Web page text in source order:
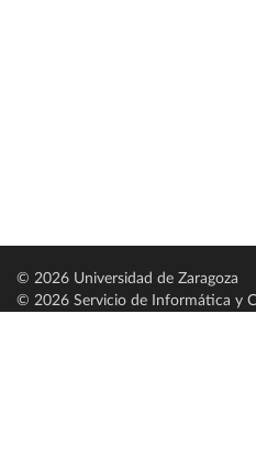
© 2026 Universidad de Zaragoza
© 2026 Servicio de Informática y